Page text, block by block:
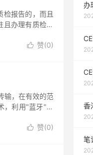
检报告的，而且
办理有质检报
 赞(0)
输，在有效的范
，利用"蓝牙"技
 赞(0)
办
香
笔